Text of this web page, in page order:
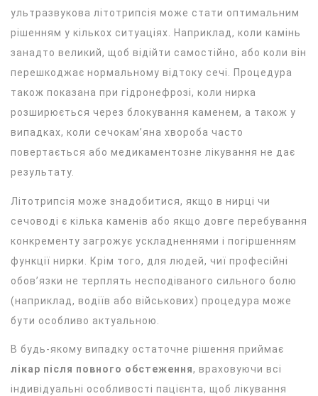
ультразвукова літотрипсія може стати оптимальним
рішенням у кількох ситуаціях. Наприклад, коли камінь
занадто великий, щоб відійти самостійно, або коли він
перешкоджає нормальному відтоку сечі. Процедура
також показана при гідронефрозі, коли нирка
розширюється через блокування каменем, а також у
випадках, коли сечокам’яна хвороба часто
повертається або медикаментозне лікування не дає
результату.
Літотрипсія може знадобитися, якщо в нирці чи
сечоводі є кілька каменів або якщо довге перебування
конкременту загрожує ускладненнями і погіршенням
функції нирки. Крім того, для людей, чиї професійні
обов’язки не терплять несподіваного сильного болю
(наприклад, водіїв або військових) процедура може
бути особливо актуальною.
В будь-якому випадку остаточне рішення приймає
лікар після повного обстеження, враховуючи всі
індивідуальні особливості пацієнта, щоб лікування